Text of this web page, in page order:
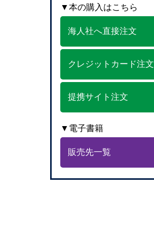
▼本の購入はこちら
海人社へ直接注文
クレジットカード注文
提携サイト注文
▼電子書籍
販売先一覧